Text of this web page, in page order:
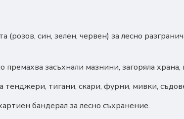
син, зелен, червен) за лесно
премахва засъхнали мазнини, загоряла
тенджери, тигани, скари, фурни, мивки,
бандерaл за лесно съхранение.